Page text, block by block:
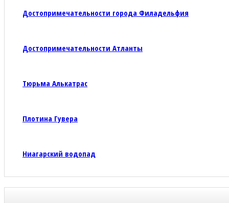
Достопримечательности города Филадельфия
Достопримечательности Атланты
Тюрьма Алькатрас
Плотина Гувера
Ниагарский водопад